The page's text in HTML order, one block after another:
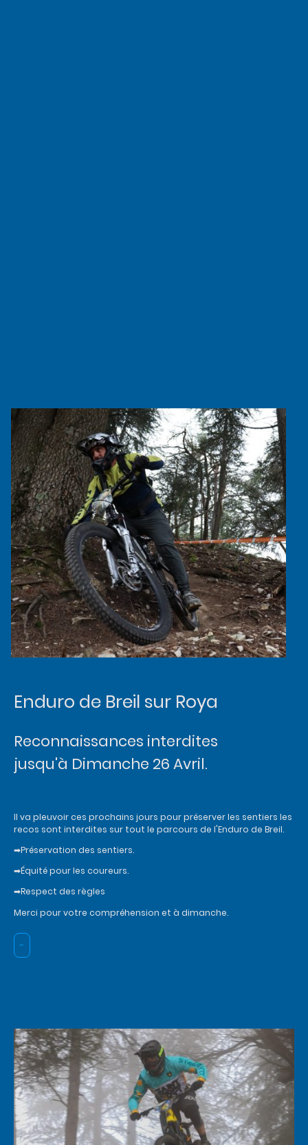
Enduro de Breil sur Roya
Reconnaissances interdites
jusqu'à Dimanche 26 Avril.
Il va pleuvoir ces prochains jours pour préserver les sentiers les
recos sont interdites sur tout le parcours de l'Enduro de Breil.
➡Préservation des sentiers.
➡Équité pour les coureurs.
➡Respect des règles
Merci pour votre compréhension et à dimanche.
-